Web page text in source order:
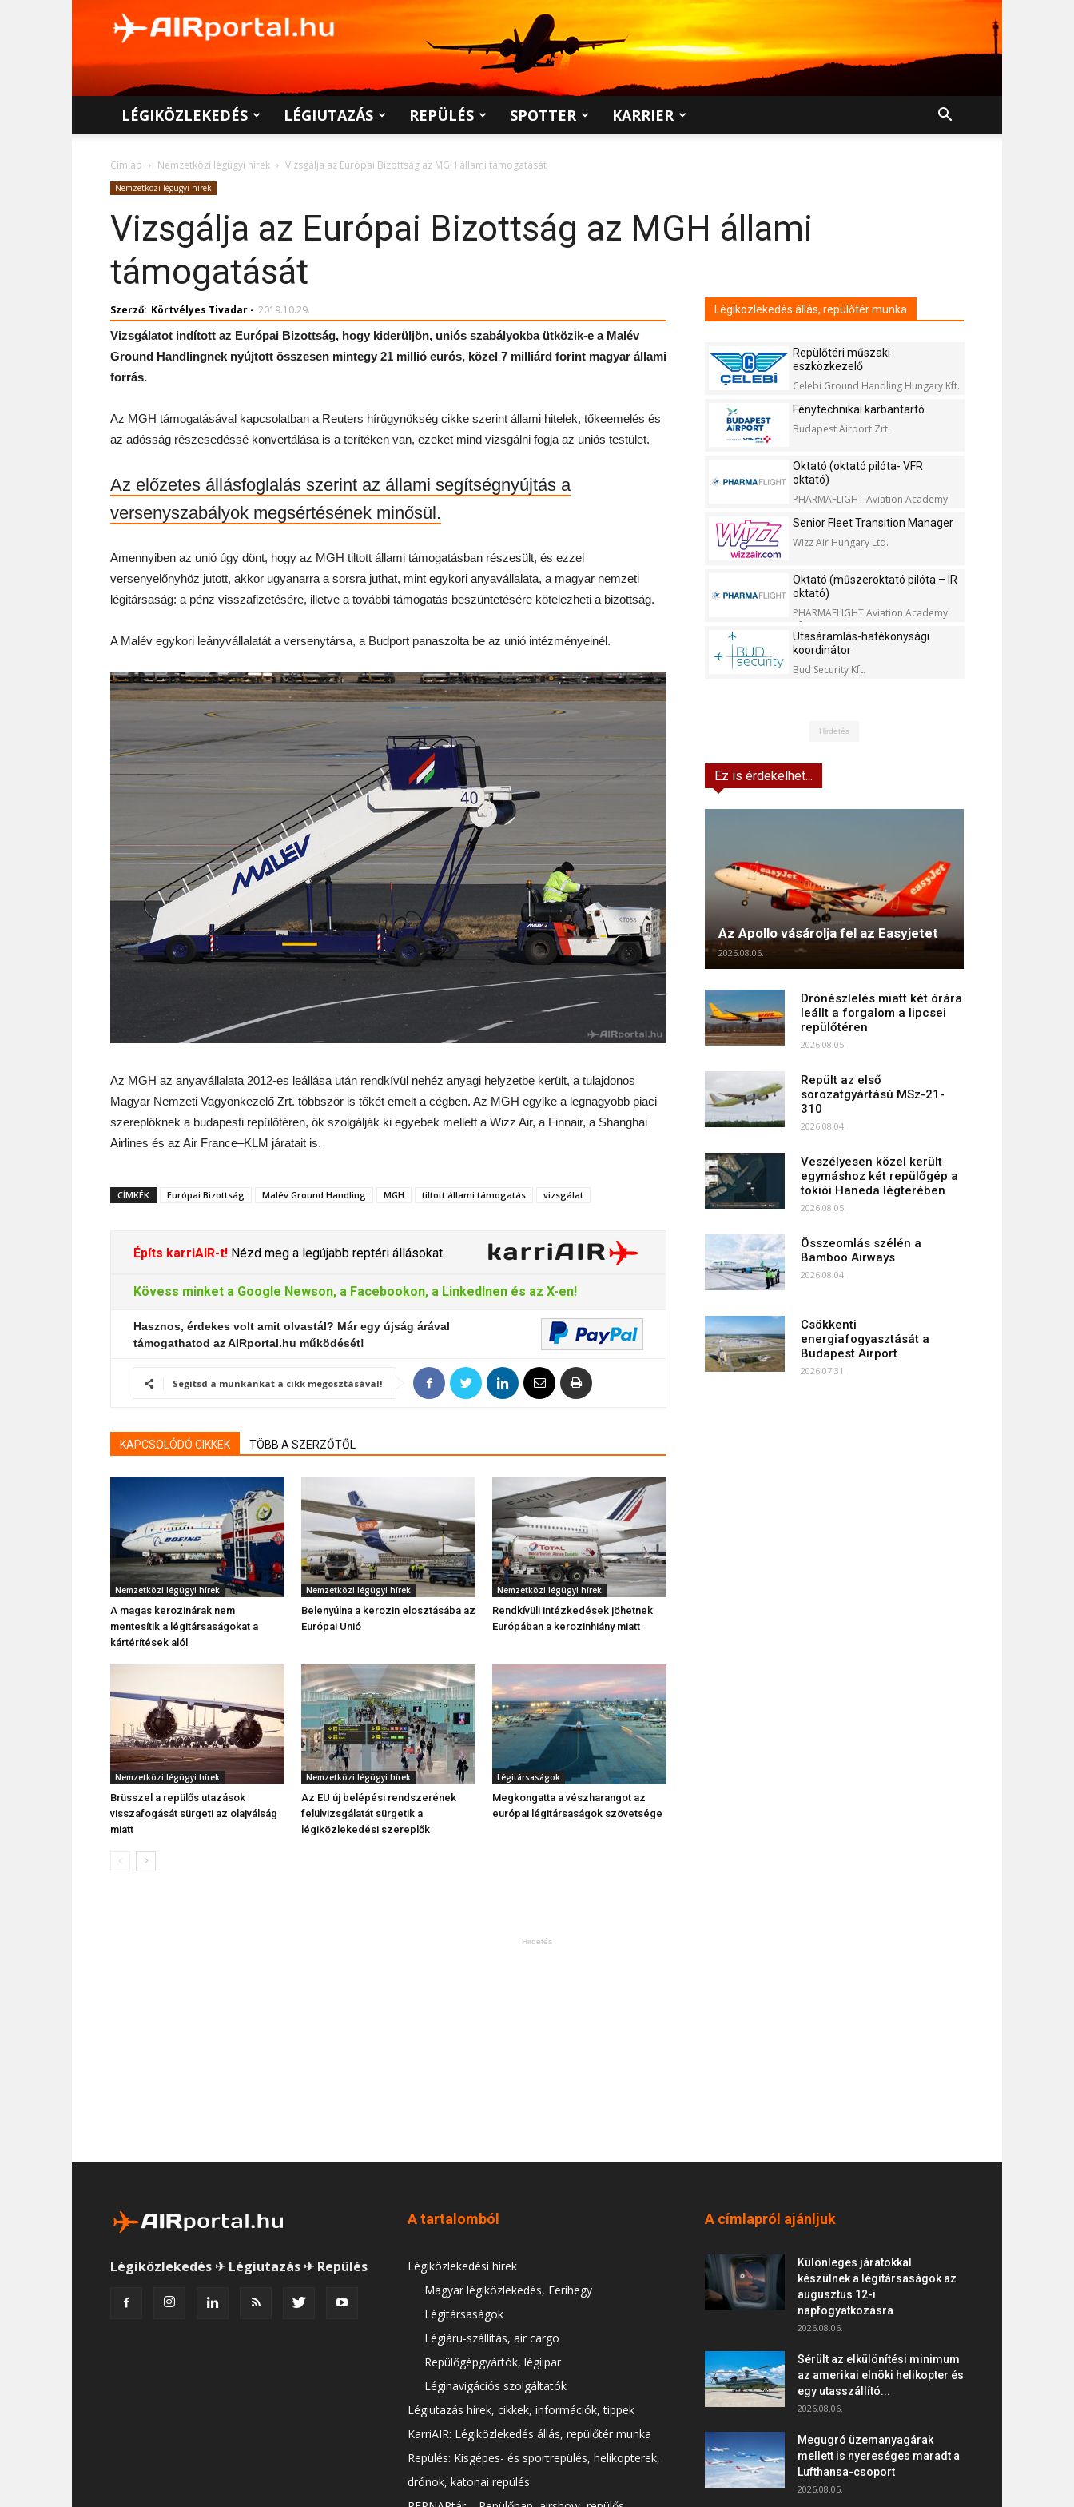
LÉGIKÖZLEKEDÉS LÉGIUTAZÁS REPÜLÉS SPOTTER KARRIER
Címlap Nemzetközi légügyi hírek Vizsgálja az Európai Bizottság az MGH állami támogatását
Nemzetközi légügyi hírek
Vizsgálja az Európai Bizottság az MGH állami
támogatását
Szerző: Körtvélyes Tivadar - 2019.10.29.
Vizsgálatot indított az Európai Bizottság, hogy kiderüljön, uniós szabályokba ütközik-e a Malév
Ground Handlingnek nyújtott összesen mintegy 21 millió eurós, közel 7 milliárd forint magyar állami
forrás.
Az MGH támogatásával kapcsolatban a Reuters hírügynökség cikke szerint állami hitelek, tőkeemelés és
az adósság részesedéssé konvertálása is a terítéken van, ezeket mind vizsgálni fogja az uniós testület.
Az előzetes állásfoglalás szerint az állami segítségnyújtás a
versenyszabályok megsértésének minősül.
Amennyiben az unió úgy dönt, hogy az MGH tiltott állami támogatásban részesült, és ezzel
versenyelőnyhöz jutott, akkor ugyanarra a sorsra juthat, mint egykori anyavállalata, a magyar nemzeti
légitársaság: a pénz visszafizetésére, illetve a további támogatás beszüntetésére kötelezheti a bizottság.
A Malév egykori leányvállalatát a versenytársa, a Budport panaszolta be az unió intézményeinél.
Az MGH az anyavállalata 2012-es leállása után rendkívül nehéz anyagi helyzetbe került, a tulajdonos
Magyar Nemzeti Vagyonkezelő Zrt. többször is tőkét emelt a cégben. Az MGH egyike a legnagyobb piaci
szereplőknek a budapesti repülőtéren, ők szolgálják ki egyebek mellett a Wizz Air, a Finnair, a Shanghai
Airlines és az Air France–KLM járatait is.
CÍMKÉK Európai Bizottság Malév Ground Handling MGH tiltott állami támogatás vizsgálat
Építs karriAIR-t! Nézd meg a legújabb reptéri állásokat:
Kövess minket a Google Newson, a Facebookon, a LinkedInen és az X-en!
Hasznos, érdekes volt amit olvastál? Már egy újság árával
támogathatod az AIRportal.hu működését!
Segítsd a munkánkat a cikk megosztásával!
KAPCSOLÓDÓ CIKKEK TÖBB A SZERZŐTŐL
Nemzetközi légügyi hírek
A magas kerozinárak nem
mentesítik a légitársaságokat a
kártérítések alól
Nemzetközi légügyi hírek
Belenyúlna a kerozin elosztásába az
Európai Unió
Nemzetközi légügyi hírek
Rendkívüli intézkedések jöhetnek
Európában a kerozinhiány miatt
Nemzetközi légügyi hírek
Brüsszel a repülős utazások
visszafogását sürgeti az olajválság
miatt
Nemzetközi légügyi hírek
Az EU új belépési rendszerének
felülvizsgálatát sürgetik a
légiközlekedési szereplők
Légitársaságok
Megkongatta a vészharangot az
európai légitársaságok szövetsége
Légiközlekedés állás, repülőtér munka
Repülőtéri műszaki
eszközkezelő
Celebi Ground Handling Hungary Kft.
Fénytechnikai karbantartó
Budapest Airport Zrt.
Oktató (oktató pilóta- VFR
oktató)
PHARMAFLIGHT Aviation Academy
Kft.
Senior Fleet Transition Manager
Wizz Air Hungary Ltd.
Oktató (műszeroktató pilóta – IR
oktató)
PHARMAFLIGHT Aviation Academy
Kft.
Utasáramlás-hatékonysági
koordinátor
Bud Security Kft.
Hirdetés
Ez is érdekelhet...
Az Apollo vásárolja fel az Easyjetet
2026.08.06.
Drónészlelés miatt két órára
leállt a forgalom a lipcsei
repülőtéren
2026.08.05.
Repült az első
sorozatgyártású MSz-21-
310
2026.08.04.
Veszélyesen közel került
egymáshoz két repülőgép a
tokiói Haneda légterében
2026.08.05.
Összeomlás szélén a
Bamboo Airways
2026.08.04.
Csökkenti
energiafogyasztását a
Budapest Airport
2026.07.31.
Hirdetés
Légiközlekedés ✈ Légiutazás ✈ Repülés
A tartalomból
Légiközlekedési hírek
Magyar légiközlekedés, Ferihegy
Légitársaságok
Légiáru-szállítás, air cargo
Repülőgépgyártók, légiipar
Léginavigációs szolgáltatók
Légiutazás hírek, cikkek, információk, tippek
KarriAIR: Légiközlekedés állás, repülőtér munka
Repülés: Kisgépes- és sportrepülés, helikopterek,
drónok, katonai repülés
A címlapról ajánljuk
Különleges járatokkal
készülnek a légitársaságok az
augusztus 12-i
napfogyatkozásra
2026.08.06.
Sérült az elkülönítési minimum
az amerikai elnöki helikopter és
egy utasszállító...
2026.08.06.
Megugró üzemanyagárak
mellett is nyereséges maradt a
Lufthansa-csoport
2026.08.05.